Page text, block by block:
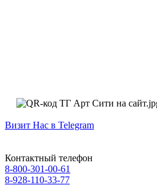
Визит Нас в Telegram
Контактный телефон
8-800-301-00-61
8-928-110-33-77